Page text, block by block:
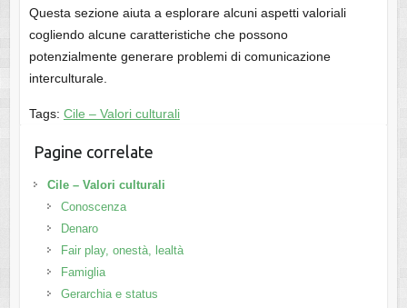
Questa sezione aiuta a esplorare alcuni aspetti valoriali
cogliendo alcune caratteristiche che possono
potenzialmente generare problemi di comunicazione
interculturale.
Tags: Cile – Valori culturali
Pagine correlate
Cile – Valori culturali
Conoscenza
Denaro
Fair play, onestà, lealtà
Famiglia
Gerarchia e status